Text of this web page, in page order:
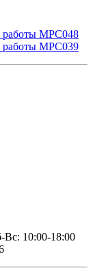
работы МРС048
работы МРС039
10:00-18:00